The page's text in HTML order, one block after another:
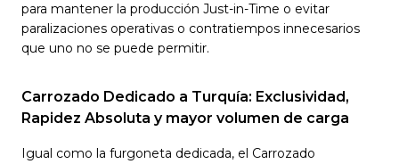
para mantener la producción Just-in-Time o evitar
paralizaciones operativas o contratiempos innecesarios
que uno no se puede permitir.
Carrozado Dedicado a Turquía: Exclusividad,
Rapidez Absoluta y mayor volumen de carga
Igual como la furgoneta dedicada, el Carrozado